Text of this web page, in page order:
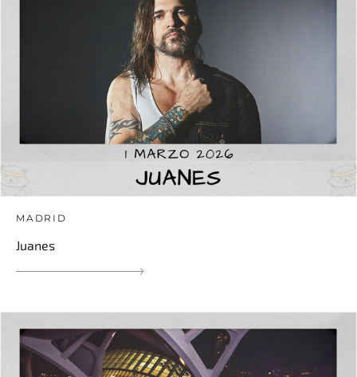
MADRID
Juanes